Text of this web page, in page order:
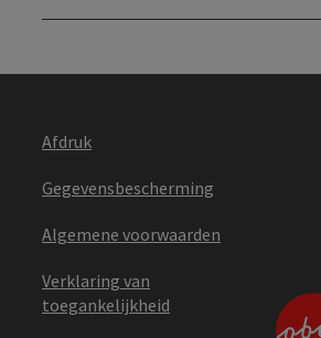
Afdruk
Gegevensbescherming
Algemene voorwaarden
Verklaring van
toegankelijkheid